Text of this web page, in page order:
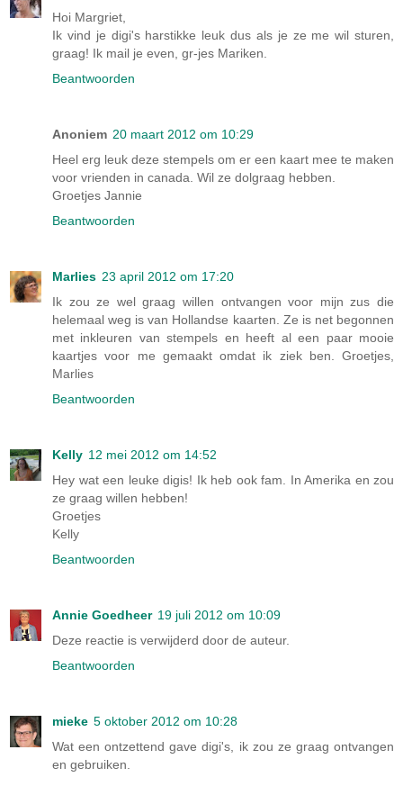
Hoi Margriet,
Ik vind je digi's harstikke leuk dus als je ze me wil sturen,
graag! Ik mail je even, gr-jes Mariken.
Beantwoorden
Anoniem 20 maart 2012 om 10:29
Heel erg leuk deze stempels om er een kaart mee te maken
voor vrienden in canada. Wil ze dolgraag hebben.
Groetjes Jannie
Beantwoorden
Marlies 23 april 2012 om 17:20
Ik zou ze wel graag willen ontvangen voor mijn zus die
helemaal weg is van Hollandse kaarten. Ze is net begonnen
met inkleuren van stempels en heeft al een paar mooie
kaartjes voor me gemaakt omdat ik ziek ben. Groetjes,
Marlies
Beantwoorden
Kelly 12 mei 2012 om 14:52
Hey wat een leuke digis! Ik heb ook fam. In Amerika en zou
ze graag willen hebben!
Groetjes
Kelly
Beantwoorden
Annie Goedheer 19 juli 2012 om 10:09
Deze reactie is verwijderd door de auteur.
Beantwoorden
mieke 5 oktober 2012 om 10:28
Wat een ontzettend gave digi's, ik zou ze graag ontvangen
en gebruiken.